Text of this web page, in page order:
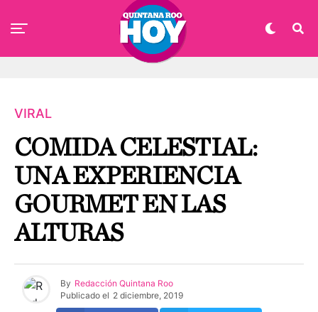
VIRAL
COMIDA CELESTIAL:
UNA EXPERIENCIA
GOURMET EN LAS
ALTURAS
By Redacción Quintana Roo
Publicado el 2 diciembre, 2019